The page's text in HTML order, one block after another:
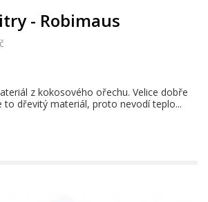
- Robimaus
z kokosového ořechu. Velice dobře
to dřevitý materiál, proto nevodí teplo...